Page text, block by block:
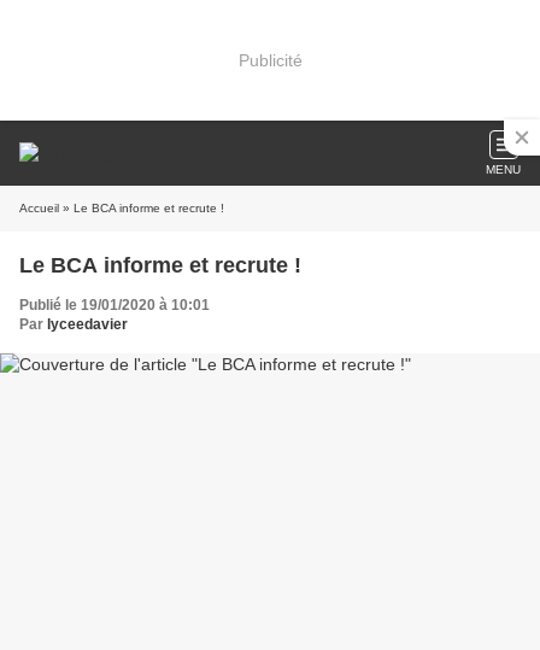
Publicité
MENU
Accueil » Le BCA informe et recrute !
Le BCA informe et recrute !
Publié le 19/01/2020 à 10:01
Par lyceedavier